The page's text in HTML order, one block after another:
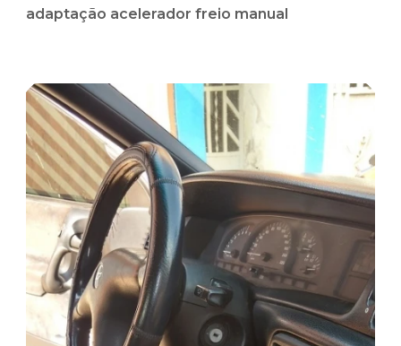
adaptação acelerador freio manual